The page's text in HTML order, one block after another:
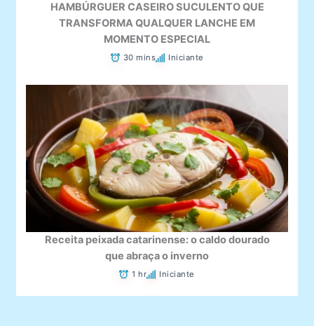
HAMBÚRGUER CASEIRO SUCULENTO QUE
TRANSFORMA QUALQUER LANCHE EM
MOMENTO ESPECIAL
30 mins Iniciante
Receita peixada catarinense: o caldo dourado
que abraça o inverno
1 hr Iniciante